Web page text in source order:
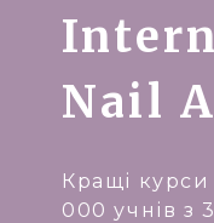
Nail
Кращі
000 учнів з